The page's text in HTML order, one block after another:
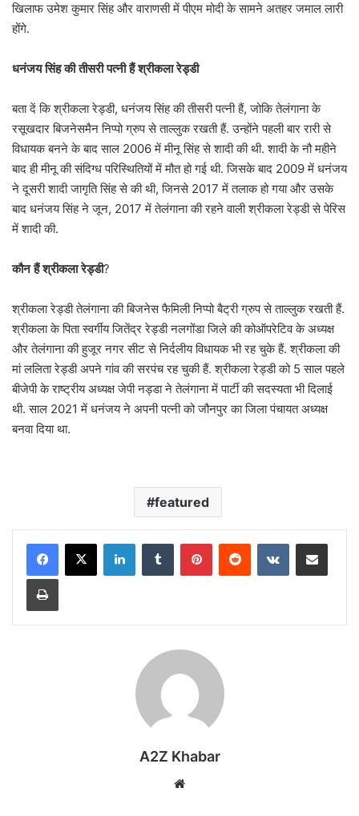
खिलाफ उमेश कुमार सिंह और वाराणसी में पीएम मोदी के सामने अतहर जमाल लारी
होंगे.
धनंजय सिंह की तीसरी पत्नी हैं श्रीकला रेड्डी
बता दें कि श्रीकला रेड्डी, धनंजय सिंह की तीसरी पत्नी हैं, जोकि तेलंगाना के
रसूखदार बिजनेसमैन निप्पो ग्रुप से ताल्लुक रखती हैं. उन्होंने पहली बार रारी से
विधायक बनने के बाद साल 2006 में मीनू सिंह से शादी की थी. शादी के नौ महीने
बाद ही मीनू की संदिग्ध परिस्थितियों में मौत हो गई थी. जिसके बाद 2009 में धनंजय
ने दूसरी शादी जागृति सिंह से की थी, जिनसे 2017 में तलाक हो गया और उसके
बाद धनंजय सिंह ने जून, 2017 में तेलंगाना की रहने वाली श्रीकला रेड्डी से पेरिस
में शादी की.
कौन हैं श्रीकला रेड्डी?
श्रीकला रेड्डी तेलंगाना की बिजनेस फैमिली निप्पो बैट्री ग्रुप से ताल्लुक रखती हैं.
श्रीकला के पिता स्वर्गीय जितेंद्र रेड्डी नलगोंडा जिले की कोऑपरेटिव के अध्यक्ष
और तेलंगाना की हुजूर नगर सीट से निर्दलीय विधायक भी रह चुके हैं. श्रीकला की
मां ललिता रेड्डी अपने गांव की सरपंच रह चुकी हैं. श्रीकला रेड्डी को 5 साल पहले
बीजेपी के राष्ट्रीय अध्यक्ष जेपी नड्डा ने तेलंगाना में पार्टी की सदस्यता भी दिलाई
थी. साल 2021 में धनंजय ने अपनी पत्नी को जौनपुर का जिला पंचायत अध्यक्ष
बनवा दिया था.
featured
LinkedInTumblr PinterestReddit VKontakteShare via Email
Print
A2Z Khabar